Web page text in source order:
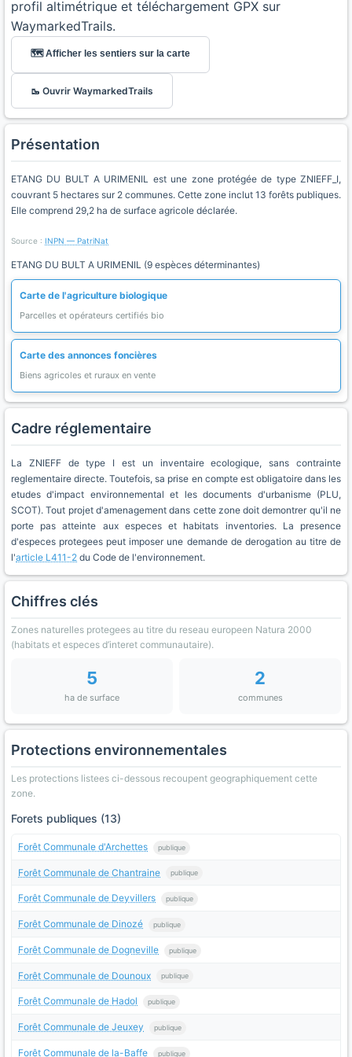
profil altimétrique et téléchargement GPX sur
WaymarkedTrails.
🗺️ Afficher les sentiers sur la carte
🥾 Ouvrir WaymarkedTrails
Présentation
ETANG DU BULT A URIMENIL est une zone protégée de type ZNIEFF_I,
couvrant 5 hectares sur 2 communes. Cette zone inclut 13 forêts publiques.
Elle comprend 29,2 ha de surface agricole déclarée.
Source : INPN — PatriNat
ETANG DU BULT A URIMENIL (9 espèces déterminantes)
Carte de l'agriculture biologique
Parcelles et opérateurs certifiés bio
Carte des annonces foncières
Biens agricoles et ruraux en vente
Cadre réglementaire
La ZNIEFF de type I est un inventaire ecologique, sans contrainte
reglementaire directe. Toutefois, sa prise en compte est obligatoire dans les
etudes d'impact environnemental et les documents d'urbanisme (PLU,
SCOT). Tout projet d'amenagement dans cette zone doit demontrer qu'il ne
porte pas atteinte aux especes et habitats inventories. La presence
d'especes protegees peut imposer une demande de derogation au titre de
l'article L411-2 du Code de l'environnement.
Chiffres clés
Zones naturelles protegees au titre du reseau europeen Natura 2000
(habitats et especes d’interet communautaire).
5
ha de surface
2
communes
Protections environnementales
Les protections listees ci-dessous recoupent geographiquement cette
zone.
Forets publiques (13)
Forêt Communale d'Archettes publique
Forêt Communale de Chantraine publique
Forêt Communale de Deyvillers publique
Forêt Communale de Dinozé publique
Forêt Communale de Dogneville publique
Forêt Communale de Dounoux publique
Forêt Communale de Hadol publique
Forêt Communale de Jeuxey publique
Forêt Communale de la-Baffe publique